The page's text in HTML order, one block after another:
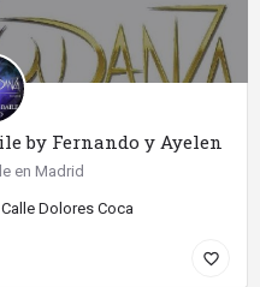
by Fernando y Ayelen
en Madrid
Calle Dolores Coca
favorite_border